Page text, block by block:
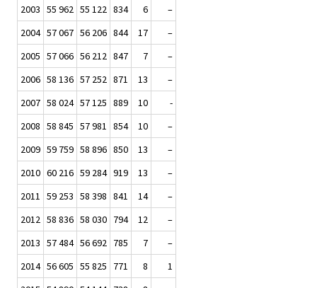
2003 55 962 55 122 834 6
–
2004 57 067 56 206 844 17
–
2005 57 066 56 212 847 7
–
2006 58 136 57 252 871 13
–
2007 58 024 57 125 889 10
-
2008 58 845 57 981 854 10
–
2009 59 759 58 896 850 13
–
2010 60 216 59 284 919 13
–
2011 59 253 58 398 841 14
–
2012 58 836 58 030 794 12
–
2013 57 484 56 692 785 7
–
2014 56 605 55 825 771 8
1